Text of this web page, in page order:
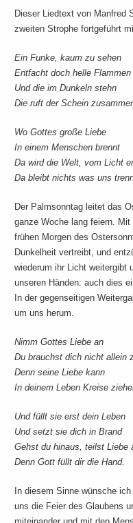
Dieser Liedtext von Manfred
zweiten Strophe fortgeführt
Ein Funke, kaum zu sehen
Entfacht doch helle Flammen
Und die im Dunkeln stehn
Die ruft der Schein
Wo Gottes große Liebe
In einem Menschen brennt
Da wird die Welt, vom Licht
Da bleibt nichts was uns
Der Palmsonntag leitet das
ganze Woche lang feiern.
frühen Morgen des
Dunkelheit vertreibt, und
wiederum ihr Licht weitergibt
unseren Händen: auch dies
In der gegenseitigen
um uns herum.
Nimm Gottes Liebe an
Du brauchst dich nicht allein
Denn seine Liebe kann
In deinem Leben Kreise
Und füllt sie erst dein Leben
Und setzt sie dich in Brand
Gehst du hinaus, teilst Liebe
Denn Gott füllt dir die Hand.
In diesem Sinne wünsche
uns die Feier des Glaubens